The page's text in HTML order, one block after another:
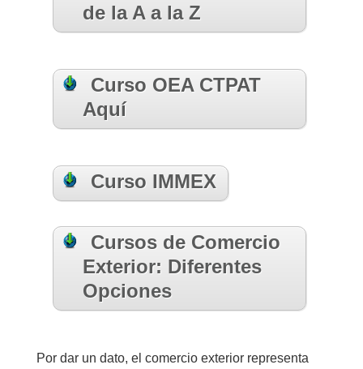
de la A a la Z
Curso OEA CTPAT
Aquí
Curso IMMEX
Cursos de Comercio
Exterior: Diferentes
Opciones
Por dar un dato, el comercio exterior representa